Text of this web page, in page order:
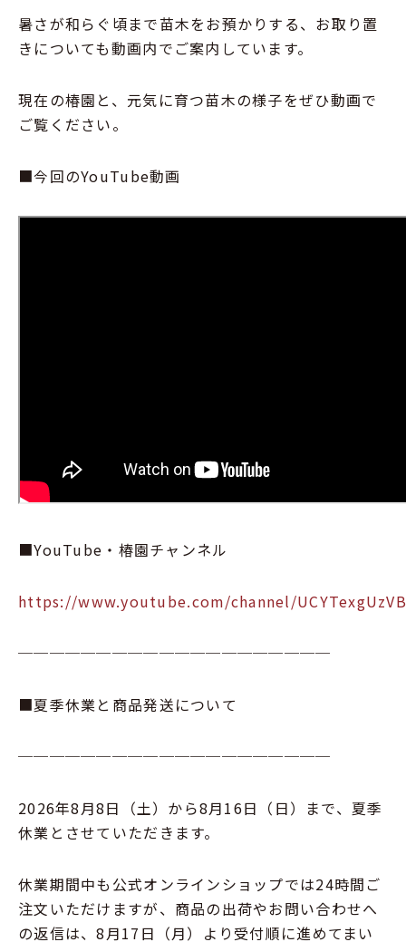
暑さが和らぐ頃まで苗木をお預かりする、お取り置
きについても動画内でご案内しています。
現在の椿園と、元気に育つ苗木の様子をぜひ動画で
ご覧ください。
■今回のYouTube動画
■YouTube・椿園チャンネル
https://www.youtube.com/channel/
────────────────────
■夏季休業と商品発送について
────────────────────
2026年8月8日（土）から8月16日（日）まで、夏季
休業とさせていただきます。
休業期間中も公式オンラインショップでは24時間ご
注文いただけますが、商品の出荷やお問い合わせへ
の返信は、8月17日（月）より受付順に進めてまい